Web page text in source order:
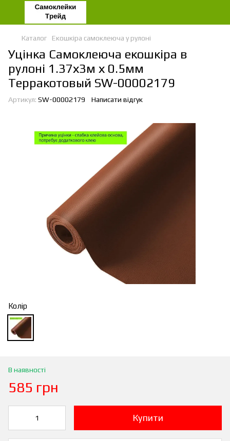
Каталог Екошкіра самоклеюча у рулоні
Уцінка Самоклеюча екошкіра в
рулоні 1.37х3м х 0.5мм
Терракотовый SW-00002179
Артикул: SW-00002179 Написати відгук
Колір
В наявності
585 грн
Купити